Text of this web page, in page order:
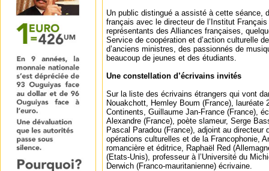
Un public distingué a assisté à cette séance,
français avec le directeur de l’Institut
représentants des Alliances françaises,
Service de coopération et d’action culturelle
d’anciens ministres, des passionnés de
beaucoup de jeunes et des étudiants.
Une constellation d’écrivains invités
Sur la liste des écrivains étrangers qui vont
Nouakchott, Hemley Boum (France), lauréate
Continents, Guillaume Jan-France (France),
Alexandre (France), poète slameur, Serge
Pascal Paradou (France), adjoint au directeur
opérations culturelles et de la Francophonie,
romancière et éditrice, Raphaël Red
(Etats-Unis), professeur à l’Université du
Derwich (Franco-mauritanienne) écrivaine.